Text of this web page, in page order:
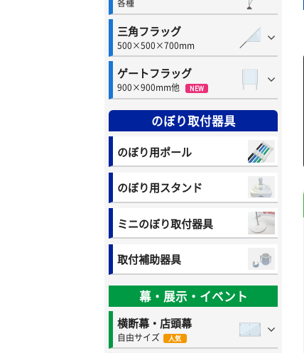
各種
三角フラッグ
500×500×700mm
ゲートフラッグ
900×900mm他 NEW
のぼり取付器具
のぼり用ポール
のぼり用スタンド
ミニのぼり取付器具
取付補助器具
幕・展示・イベント
横断幕・店頭幕
自由サイズ 人気